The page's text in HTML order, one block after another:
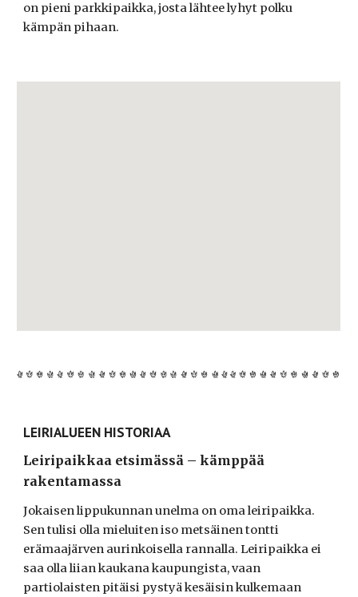
on pieni parkkipaikka, josta lähtee lyhyt polku
kämpän pihaan.
LEIRIALUEEN HISTORIAA
Leiripaikkaa etsimässä – kämppää
rakentamassa
Jokaisen lippukunnan unelma on oma leiripaikka.
Sen tulisi olla mieluiten iso metsäinen tontti
erämaajärven aurinkoisella rannalla. Leiripaikka ei
saa olla liian kaukana kaupungista, vaan
partiolaisten pitäisi pystyä kesäisin kulkemaan